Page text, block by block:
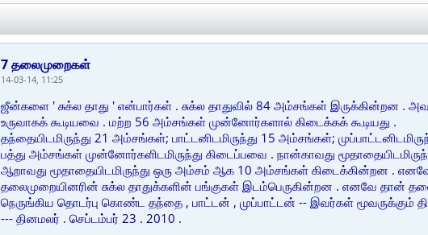
7 தலைமுறைகள்
14-03-14, 11:25
ஜீன்களை ' சுக்ல தாது ' என்பார்கள் . சுக்ல தாதுவில் 84 அம்சங்கள்
உருவாகக் கூடியவை . மற்ற 56 அம்சங்கள் முன்னோர்களால் கிடைக்கக் கூடியது .
தந்தையிடமிருந்து 21 அம்சங்கள்; பாட்டனிடமிருந்து 15 அம்சங்கள்;
பத்து அம்சங்கள் முன்னோர்களிடமிருந்து கிடைப்பவை . நான்காவது
ஆறாவது மூதாதையிடமிருந்து ஒரு அம்சம் ஆக 10 அம்சங்கள் கிடைக்கின்றன .
தலைமுறையினரின் சுக்ல தாதுக்களின் பங்குகள் இடம்பெருகின்றன . எனவே தான்
நெருங்கிய தொடர்பு கொண்ட தந்தை , பாட்டன் , முப்பாட்டன் -- இவர்கள் மூவருக்கும்
--- தினமலர் . செப்டம்பர் 23 . 2010 .